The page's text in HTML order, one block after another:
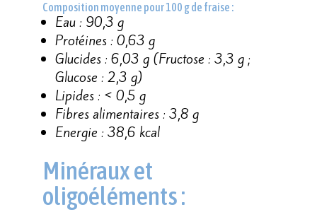
Composition moyenne pour 100 g de fraise :
Eau : 90,3 g
Protéines : 0,63 g
Glucides : 6,03 g (Fructose : 3,3 g ;
Glucose : 2,3 g)
Lipides : < 0,5 g
Fibres alimentaires : 3,8 g
Energie : 38,6 kcal
Minéraux et
oligoéléments :